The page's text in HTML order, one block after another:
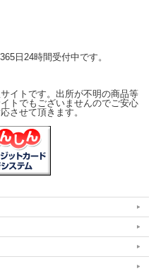
日24時間受付中です。
イトです。出所が不明の商品等
トでもございませんのでご安心
させて頂きます。